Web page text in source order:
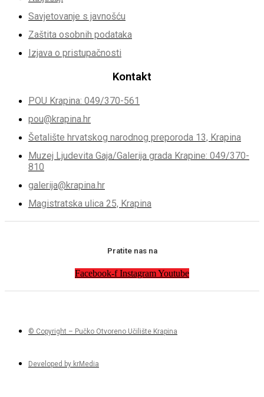
Savjetovanje s javnošću
Zaštita osobnih podataka
Izjava o pristupačnosti
Kontakt
POU Krapina: 049/370-561
pou@krapina.hr
Šetalište hrvatskog narodnog preporoda 13, Krapina
Muzej Ljudevita Gaja/Galerija grada Krapine: 049/370-
810
galerija@krapina.hr
Magistratska ulica 25, Krapina
Pratite nas na
Facebook-f InstagramYoutube
© Copyright – Pučko Otvoreno Učilište Krapina
Developed by krMedia